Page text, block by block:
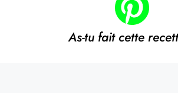
As-tu fait cette